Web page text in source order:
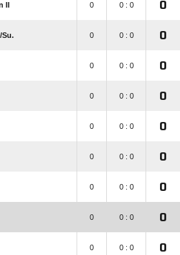
II 0 0 : 0 0
​Su. 0 0 : 0 0
0 0 : 0 0
0 0 : 0 0
0 0 : 0 0
0 0 : 0 0
0 0 : 0 0
0 0 : 0 0
0 0 : 0 0